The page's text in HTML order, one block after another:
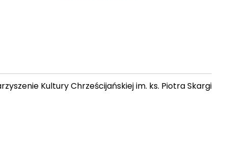
Kultury Chrześcijańskiej im. ks. Piotra Skargi